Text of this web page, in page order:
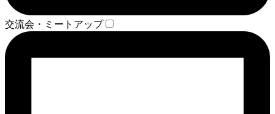
交流会・ミートアップ